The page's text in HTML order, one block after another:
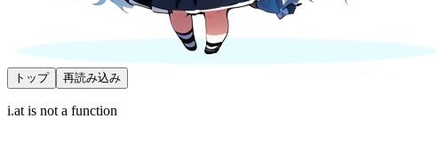
トップ 再読み込み
i.at is not a function